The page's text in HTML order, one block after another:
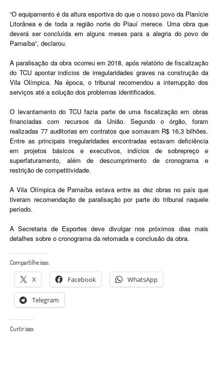
“O equipamento é da altura esportiva do que o nosso povo da Planície
Litorânea e de toda a região norte do Piauí merece. Uma obra que
deverá ser concluída em alguns meses para a alegria do povo de
Parnaíba”, declarou.
A paralisação da obra ocorreu em 2018, após relatório de fiscalização
do TCU apontar indícios de irregularidades graves na construção da
Vila Olímpica. Na época, o tribunal recomendou a interrupção dos
serviços até a solução dos problemas identificados.
O levantamento do TCU fazia parte de uma fiscalização em obras
financiadas com recursos da União. Segundo o órgão, foram
realizadas 77 auditorias em contratos que somavam R$ 16,3 bilhões.
Entre as principais irregularidades encontradas estavam deficiência
em projetos básicos e executivos, indícios de sobrepreço e
superfaturamento, além de descumprimento de cronograma e
restrição de competitividade.
A Vila Olímpica de Parnaíba estava entre as dez obras no país que
tiveram recomendação de paralisação por parte do tribunal naquele
período.
A Secretaria de Esportes deve divulgar nos próximos dias mais
detalhes sobre o cronograma da retomada e conclusão da obra.
Compartilhe isso:
X Facebook WhatsApp
Telegram
Curtir isso: